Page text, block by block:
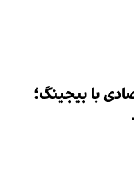
با بیجینگ؛